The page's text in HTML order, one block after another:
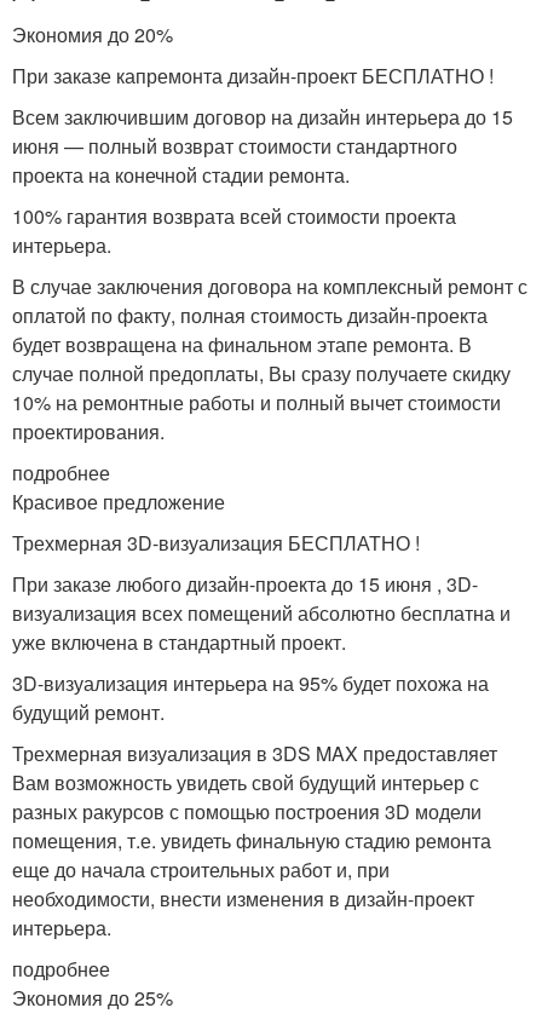
Экономия до 20%
При заказе капремонта дизайн-проект БЕСПЛАТНО !
Всем заключившим договор на дизайн интерьера до 15
июня — полный возврат стоимости стандартного
проекта на конечной стадии ремонта.
100% гарантия возврата всей стоимости проекта
интерьера.
В случае заключения договора на комплексный ремонт с
оплатой по факту, полная стоимость дизайн-проекта
будет возвращена на финальном этапе ремонта. В
случае полной предоплаты, Вы сразу получаете скидку
10% на ремонтные работы и полный вычет стоимости
проектирования.
подробнее
Красивое предложение
Трехмерная 3D-визуализация БЕСПЛАТНО !
При заказе любого дизайн-проекта до 15 июня , 3D-
визуализация всех помещений абсолютно бесплатна и
уже включена в стандартный проект.
3D-визуализация интерьера на 95% будет похожа на
будущий ремонт.
Трехмерная визуализация в 3DS MAX предоставляет
Вам возможность увидеть свой будущий интерьер с
разных ракурсов с помощью построения 3D модели
помещения, т.е. увидеть финальную стадию ремонта
еще до начала строительных работ и, при
необходимости, внести изменения в дизайн-проект
интерьера.
подробнее
Экономия до 25%